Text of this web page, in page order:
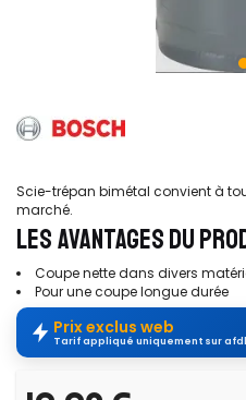
Scie-trépan bimétal convient à
marché.
LES AVANTAGES DU
Coupe nette dans divers
Pour une coupe longue durée
Prix exclus web
Tarif appliqué uniquement sur